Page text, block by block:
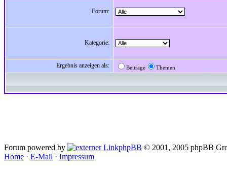
Forum:
Kategorie:
Ergebnis anzeigen als: Beiträge Themen
Forum powered by phpBB © 2001, 2005 phpBB
Home · E-Mail · Impressum